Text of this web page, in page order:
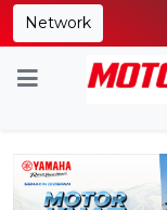
Network